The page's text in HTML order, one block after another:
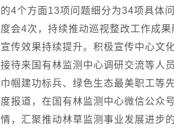
的4个方面13项问题细分为34项具体
度会4次，持续推动巡视整改工作成果
宣传效果持续提升。积极宣传中心文
接待来国有林监测中心调研交流等人
巾帼建功标兵、绿色生态最美职工等
度报道，在国有林监测中心微信公众
情，汇聚推动林草监测事业发展进步的